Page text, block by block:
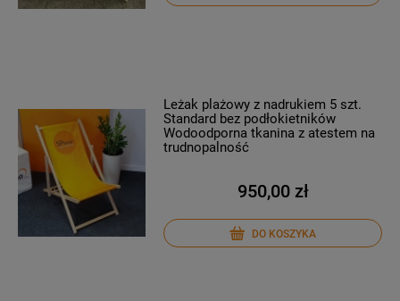
Leżak plażowy z nadrukiem 5 szt.
Standard bez podłokietników
Wodoodporna tkanina z atestem na
trudnopalność
950,00 zł
DO KOSZYKA